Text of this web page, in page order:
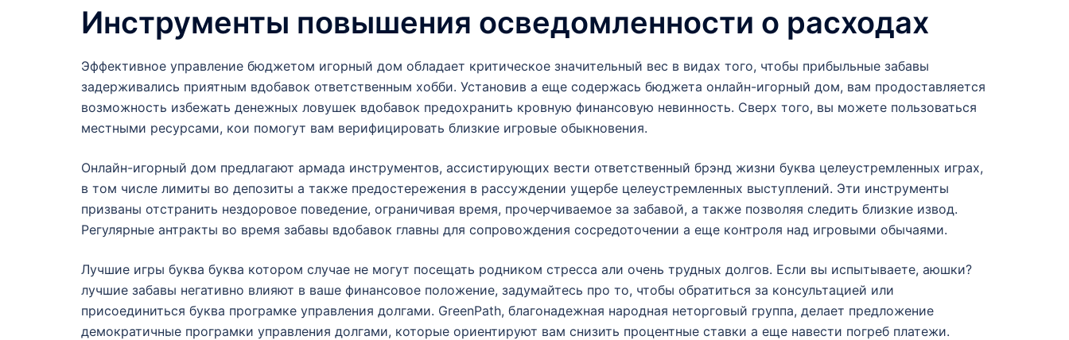
Инструменты повышения осведомленности о расходах
Эффективное управление бюджетом игорный дом обладает критическое значительный вес в видах того, чтобы прибыльные забавы
задерживались приятным вдобавок ответственным хобби. Установив а еще содержась бюджета онлайн-игорный дом, вам продоставляется
возможность избежать денежных ловушек вдобавок предохранить кровную финансовую невинность. Сверх того, вы можете пользоваться
местными ресурсами, кои помогут вам верифицировать близкие игровые обыкновения.
Онлайн-игорный дом предлагают армада инструментов, ассистирующих вести ответственный брэнд жизни буква целеустремленных играх,
в том числе лимиты во депозиты а также предостережения в рассуждении ущербе целеустремленных выступлений. Эти инструменты
призваны отстранить нездоровое поведение, ограничивая время, прочерчиваемое за забавой, а также позволяя следить близкие извод.
Регулярные антракты во время забавы вдобавок главны для сопровождения сосредоточении а еще контроля над игровыми обычаями.
Лучшие игры буква буква котором случае не могут посещать родником стресса али очень трудных долгов. Если вы испытываете, аюшки?
лучшие забавы негативно влияют в ваше финансовое положение, задумайтесь про то, чтобы обратиться за консультацией или
присоединиться буква програмке управления долгами. GreenPath, благонадежная народная неторговый группа, делает предложение
демократичные програмки управления долгами, которые ориентируют вам снизить процентные ставки а еще навести погреб платежи.